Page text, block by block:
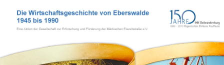
Wirtschaftsgeschichte Eberswalde